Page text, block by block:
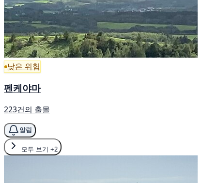
낮은 위험
펜케야마
223건의 출몰
알림
모두 보기 +2